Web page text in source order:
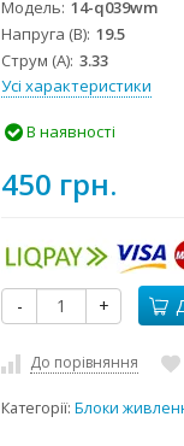
Модель 14-q039wm
Напруга (В) 19.5
Струм (А) 3.33
Усі характеристики
В наявності
450 грн.
- +
До порівняння
Категорії:Блоки